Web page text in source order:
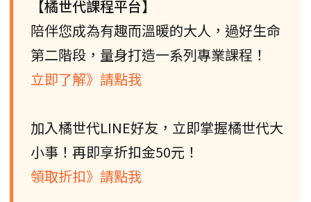
【橘世代課程平台】
陪伴您成為有趣而溫暖的大人，過好生命
第二階段，量身打造一系列專業課程！
立即了解》請點我
加入橘世代LINE好友，立即掌握橘世代大
小事！再即享折扣金50元！
領取折扣》請點我